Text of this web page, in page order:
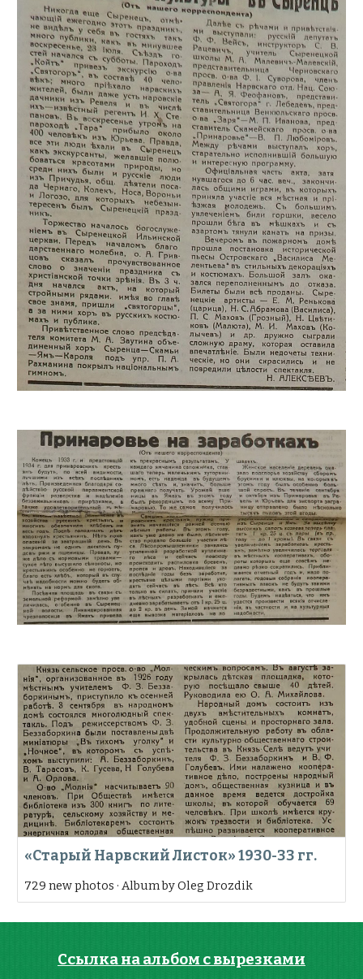
«Старый Нарвский Листок» 1930-33 гг.
729 new photos · Album by Oleg Drozdik
Ссылка на альбом с вырезками